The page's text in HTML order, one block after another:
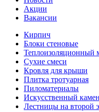
Акции
Вакансии
Кирпич
Блоки стеновые
Теплоизоляционный
Сухие смеси
Кровля для крыши
Плитка тротуарная
Пиломатериалы
Искусственный
Лестницы на второй